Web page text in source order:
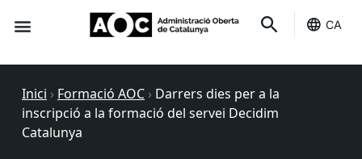
CA
Inici › Formació AOC › Darrers dies per a la
inscripció a la formació del servei Decidim
Catalunya